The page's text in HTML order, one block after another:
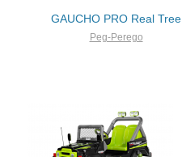
GAUCHO PRO Real Tree
Peg-Perego